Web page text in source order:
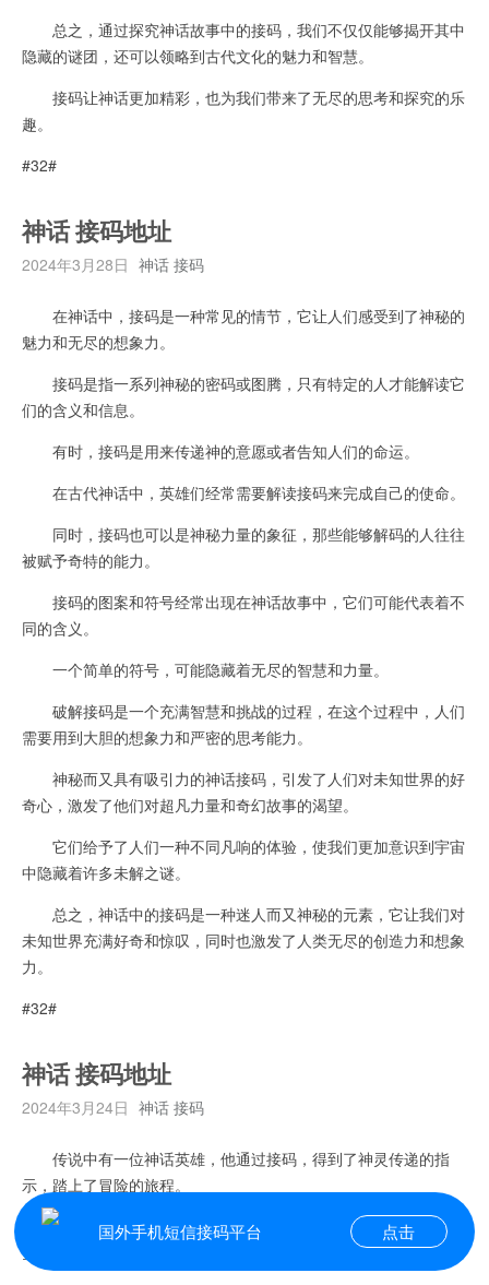
总之，通过探究神话故事中的接码，我们不仅仅能够揭开其中
隐藏的谜团，还可以领略到古代文化的魅力和智慧。
接码让神话更加精彩，也为我们带来了无尽的思考和探究的乐
趣。
#32#
神话 接码地址
2024年3月28日 神话 接码
在神话中，接码是一种常见的情节，它让人们感受到了神秘的
魅力和无尽的想象力。
接码是指一系列神秘的密码或图腾，只有特定的人才能解读它
们的含义和信息。
有时，接码是用来传递神的意愿或者告知人们的命运。
在古代神话中，英雄们经常需要解读接码来完成自己的使命。
同时，接码也可以是神秘力量的象征，那些能够解码的人往往
被赋予奇特的能力。
接码的图案和符号经常出现在神话故事中，它们可能代表着不
同的含义。
一个简单的符号，可能隐藏着无尽的智慧和力量。
破解接码是一个充满智慧和挑战的过程，在这个过程中，人们
需要用到大胆的想象力和严密的思考能力。
神秘而又具有吸引力的神话接码，引发了人们对未知世界的好
奇心，激发了他们对超凡力量和奇幻故事的渴望。
它们给予了人们一种不同凡响的体验，使我们更加意识到宇宙
中隐藏着许多未解之谜。
总之，神话中的接码是一种迷人而又神秘的元素，它让我们对
未知世界充满好奇和惊叹，同时也激发了人类无尽的创造力和想象
力。
#32#
神话 接码地址
2024年3月24日 神话 接码
传说中有一位神话英雄，他通过接码，得到了神灵传递的指
示，踏上了冒险的旅程。
每一段代码，似乎都包含着一个神秘的谜题，需要他智勇双
全，方能解开。
国外手机短信接码平台 点击